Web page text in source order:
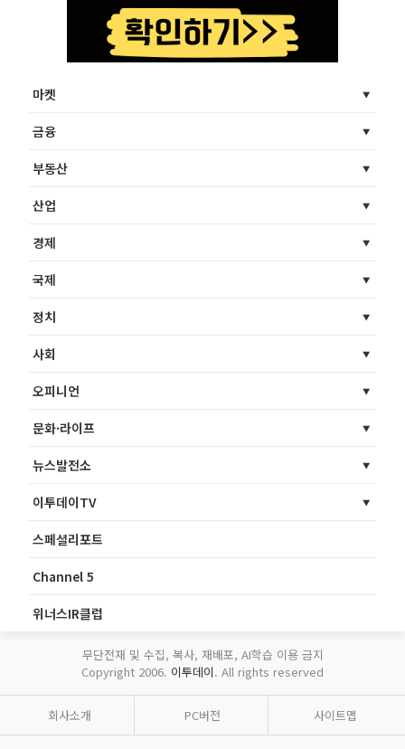
마켓
금융
부동산
산업
경제
국제
정치
사회
오피니언
문화·라이프
뉴스발전소
이투데이TV
스페셜리포트
Channel 5
위너스IR클럽
무단전재 및 수집, 복사, 재배포, AI학습 이용 금지
Copyright 2006. 이투데이. All rights reserved
회사소개 PC버전 사이트맵